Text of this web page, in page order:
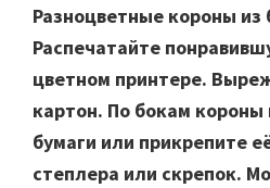
Разноцветные короны из
Распечатайте
цветном принтере.
картон. По бокам короны
бумаги или прикрепите
степлера или скрепок.